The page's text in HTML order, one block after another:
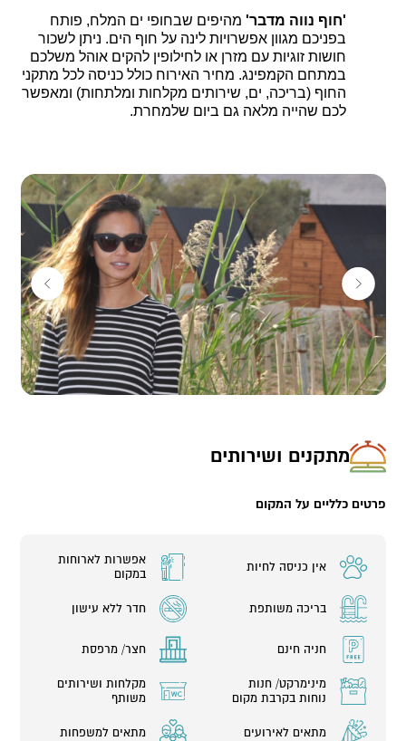
'חוף נווה מדבר'מהיפים שבחופי ים המלח, פותח
בפניכם מגוון אפשרויות לינה על חוף הים. ניתן לשכור
חושות זוגיות עם מזרן או לחילופין להקים אוהל משלכם
במתחם הקמפינג. מחיר האירוח כולל כניסה לכל מתקני
החוף (בריכה, ים, שירותים מקלחות ומלתחות) ומאפשר
לכם שהייה מלאה גם ביום שלמחרת.
מתקנים ושירותים
פרטים כלליים על המקום
אין כניסה לחיות
אפשרות לארוחות
במקום
בריכה משותפת חדר ללא עישון
חניה חינם חצר/ מרפסת
מינימרקט/ חנות
נוחות בקרבת מקום
מקלחות ושירותים
משותף
מתאים לאירועים מתאים למשפחות